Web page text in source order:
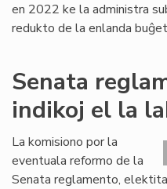
en 2022 ke la administra
redukto de la enlanda
Senata
indikoj el la
La komisiono por la
eventuala reformo de la
Senata reglamento,